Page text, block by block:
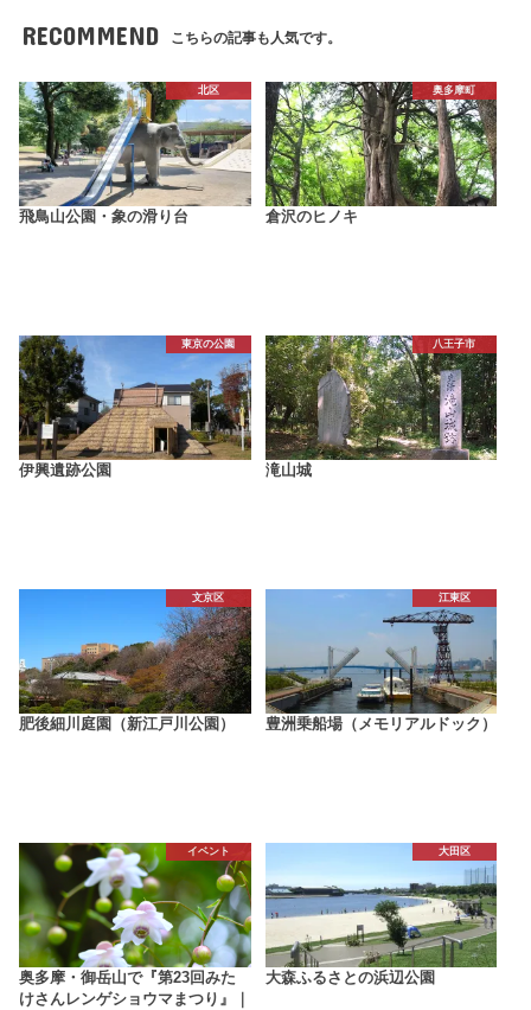
RECOMMEND こちらの記事も人気です。
北区
飛鳥山公園・象の滑り台
奥多摩町
倉沢のヒノキ
東京の公園
伊興遺跡公園
八王子市
滝山城
文京区
肥後細川庭園（新江戸川公園）
江東区
豊洲乗船場（メモリアルドック）
イベント
奥多摩・御岳山で『第23回みた
けさんレンゲショウマまつり』｜
大田区
大森ふるさとの浜辺公園